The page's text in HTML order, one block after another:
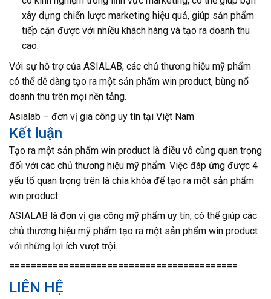
xây dựng chiến lược marketing hiệu quả, giúp sản phẩm
tiếp cận được với nhiều khách hàng và tạo ra doanh thu
cao.
Với sự hỗ trợ của ASIALAB, các chủ thương hiệu mỹ phẩm
có thể dễ dàng tạo ra một sản phẩm win product, bùng nổ
doanh thu trên mọi nền tảng.
Asialab – đơn vị gia công uy tín tại Việt Nam
Kết luận
Tạo ra một sản phẩm win product là điều vô cùng quan trọng
đối với các chủ thương hiệu mỹ phẩm. Việc đáp ứng được 4
yếu tố quan trọng trên là chìa khóa để tạo ra một sản phẩm
win product.
ASIALAB là đơn vị gia công mỹ phẩm uy tín, có thể giúp các
chủ thương hiệu mỹ phẩm tạo ra một sản phẩm win product
với những lợi ích vượt trội.
==========================================
LIÊN HỆ